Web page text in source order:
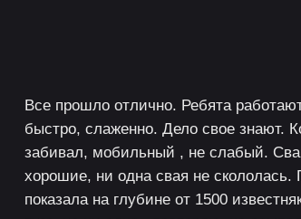
Все прошло отлично. Ребята
быстро, слаженно. Дело свое знают.
забивал, мобильный , не слабый.
хорошие, ни одна свая не скололась.
показала на глубине от 1500